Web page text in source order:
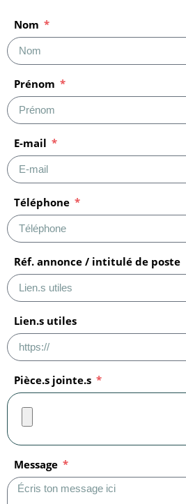
Nom
Prénom
E-mail
Téléphone
Réf. annonce / intitulé de poste
Lien.s utiles
Pièce.s jointe.s
Message